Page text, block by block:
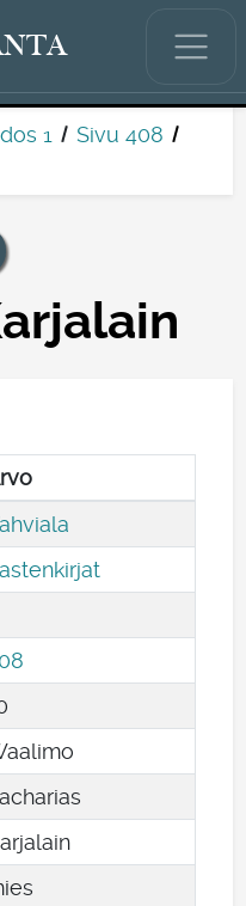
1
Sivu 408